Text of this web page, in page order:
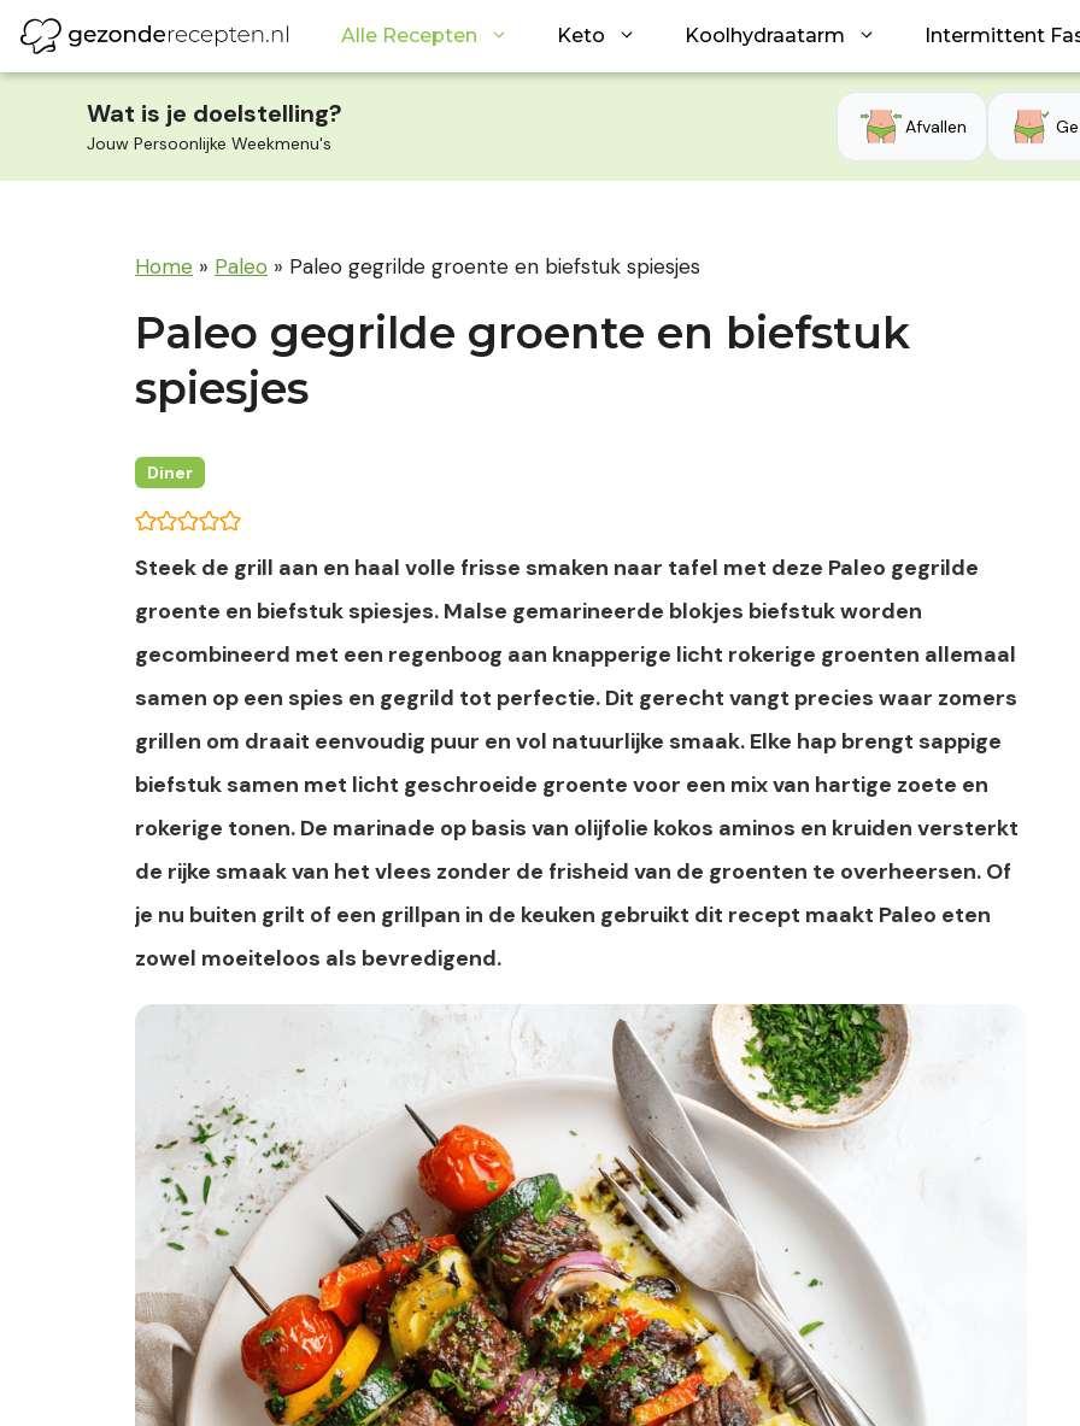
naar
de
Alle Recepten Keto Koolhydraatarm Intermittent
Wat is je doelstelling?
Jouw Persoonlijke Weekmenu's
Afvallen
Home » Paleo » Paleo gegrilde groente en biefstuk spiesjes
Paleo gegrilde groente en biefstuk
spiesjes
Diner
Steek de grill aan en haal volle frisse smaken naar tafel met deze Paleo gegrilde
groente en biefstuk spiesjes. Malse gemarineerde blokjes biefstuk worden
gecombineerd met een regenboog aan knapperige licht rokerige groenten allemaal
samen op een spies en gegrild tot perfectie. Dit gerecht vangt precies waar zomers
grillen om draait eenvoudig puur en vol natuurlijke smaak. Elke hap brengt sappige
biefstuk samen met licht geschroeide groente voor een mix van hartige zoete en
rokerige tonen. De marinade op basis van olijfolie kokos aminos en kruiden versterkt
de rijke smaak van het vlees zonder de frisheid van de groenten te overheersen. Of
je nu buiten grilt of een grillpan in de keuken gebruikt dit recept maakt Paleo eten
zowel moeiteloos als bevredigend.